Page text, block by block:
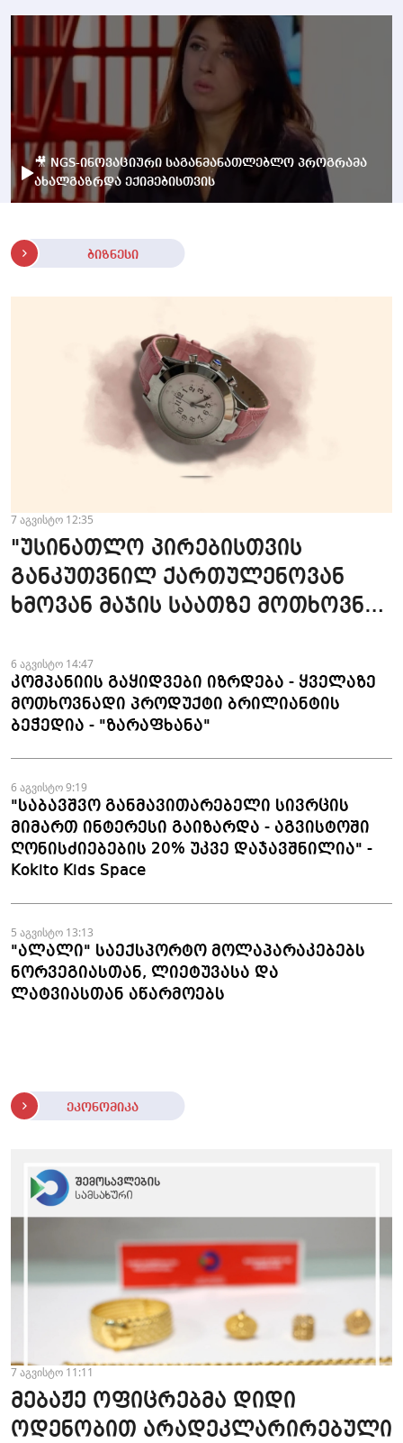
🎥 NGS-ინოვაციური საგანმანათლებლო პროგრამა
ახალგაზრდა ექიმებისთვის
ბიზნესი
7 აგვისტო 12:35
"უსინათლო პირებისთვის
განკუთვნილ ქართულენოვან
ხმოვან მაჯის საათზე მოთხოვნა
6 აგვისტო 14:47
კომპანიის გაყიდვები იზრდება - ყველაზე
მოთხოვნადი პროდუქტი ბრილიანტის
ბეჭედია - "ზარაფხანა"
6 აგვისტო 9:19
"საბავშვო განმავითარებელი სივრცის
მიმართ ინტერესი გაიზარდა - აგვისტოში
ღონისძიებების 20% უკვე დაჯავშნილია" -
Kokito Kids Space
5 აგვისტო 13:13
"ალალი" საექსპორტო მოლაპარაკებებს
ნორვეგიასთან, ლიეტუვასა და
ლატვიასთან აწარმოებს
ეკონომიკა
7 აგვისტო 11:11
მებაჟე ოფიცრებმა დიდი
ოდენობით არადეკლარირებული